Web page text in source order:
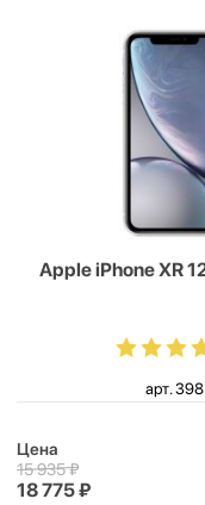
Apple iPhone XR
арт. 398
Цена
15 935 ₽
18 775 ₽